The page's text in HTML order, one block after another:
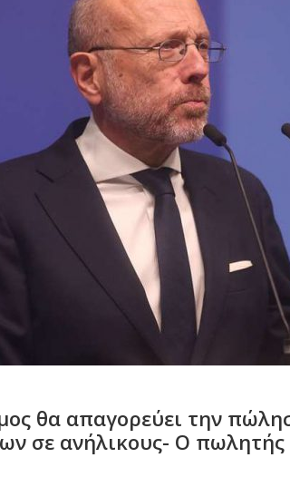
θα απαγορεύει την
σε ανήλικους- Ο